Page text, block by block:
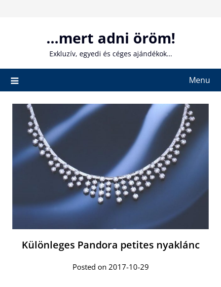
…mert adni öröm!
Exkluzív, egyedi és céges ajándékok…
Menu
Különleges Pandora petites nyaklánc
Posted on 2017-10-29